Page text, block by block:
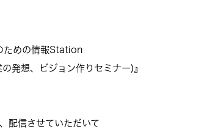
ための情報Station
発想、ビジョン作りセミナー)』
配信させていただいて